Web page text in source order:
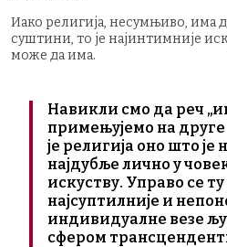
Иако религија, несумњиво, има
суштини, то је најинтимније
може да има.
Навикли смо да реч
примењујемо на
је религија оно што је
најдубље лично у
искуству. Управо се
најсуптилније и
индивидуалне везе
сфером